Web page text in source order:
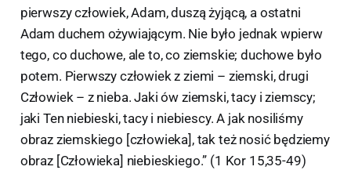
pierwszy człowiek, Adam, duszą żyjącą, a ostatni
Adam duchem ożywiającym. Nie było jednak wpierw
tego, co duchowe, ale to, co ziemskie; duchowe było
potem. Pierwszy człowiek z ziemi – ziemski, drugi
Człowiek – z nieba. Jaki ów ziemski, tacy i ziemscy;
jaki Ten niebieski, tacy i niebiescy. A jak nosiliśmy
obraz ziemskiego [człowieka], tak też nosić będziemy
obraz [Człowieka] niebieskiego.” (1 Kor 15,35-49)